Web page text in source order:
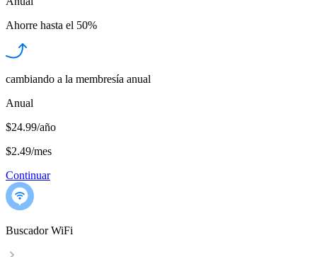
Ahorre hasta el 50%
cambiando a la membresía anual
Anual
$24.99/año
$2.49/mes
Continuar
Buscador WiFi